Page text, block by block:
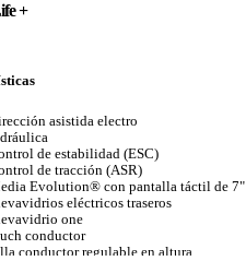
+
asistida electro
de estabilidad (ESC)
de tracción (ASR)
Evolution® con pantalla táctil de 7""
eléctricos traseros
one
conductor
conductor regulable en altura